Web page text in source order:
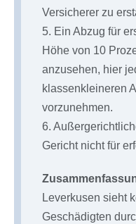
Versicherer zu
5. Ein Abzug für
Höhe von 10
anzusehen, hier
klassenkleineren
vorzunehmen.
6.
Gericht nicht für
Leverkusen sieht
Geschädigten